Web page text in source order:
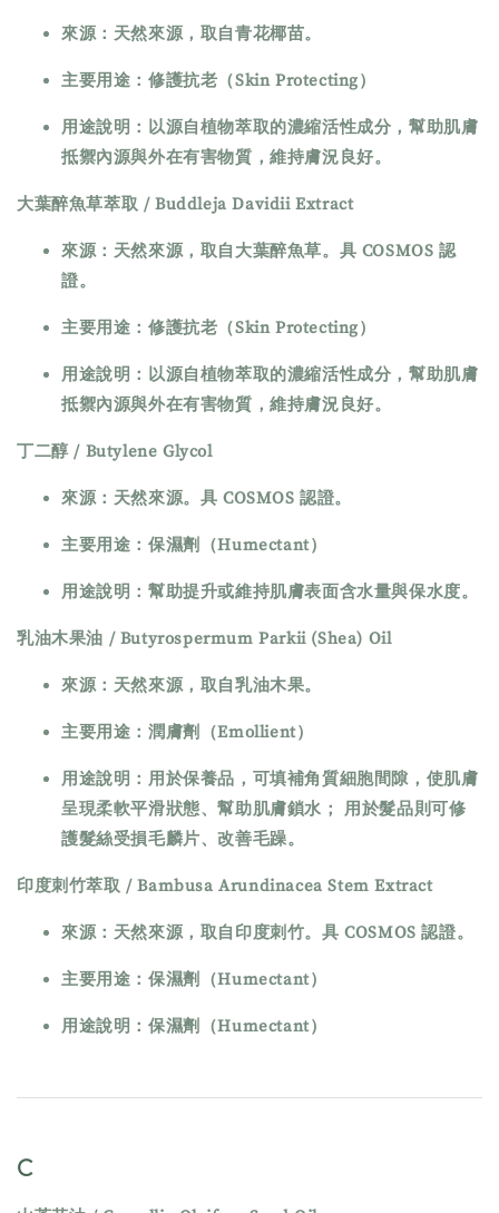
來源：天然來源，取自青花椰苗。
主要用途：修護抗老（Skin Protecting）
用途說明：以源自植物萃取的濃縮活性成分，幫助肌膚
抵禦內源與外在有害物質，維持膚況良好。
大葉醉魚草萃取 / Buddleja Davidii Extract
來源：天然來源，取自大葉醉魚草。具 COSMOS 認
證。
主要用途：修護抗老（Skin Protecting）
用途說明：以源自植物萃取的濃縮活性成分，幫助肌膚
抵禦內源與外在有害物質，維持膚況良好。
丁二醇 / Butylene Glycol
來源：天然來源。具 COSMOS 認證。
主要用途：保濕劑（Humectant）
用途說明：幫助提升或維持肌膚表面含水量與保水度。
乳油木果油 / Butyrospermum Parkii (Shea) Oil
來源：天然來源，取自乳油木果。
主要用途：潤膚劑（Emollient）
用途說明：用於保養品，可填補角質細胞間隙，使肌膚
呈現柔軟平滑狀態、幫助肌膚鎖水； 用於髮品則可修
護髮絲受損毛麟片、改善毛躁。
印度刺竹萃取 / Bambusa Arundinacea Stem Extract
來源：天然來源，取自印度刺竹。具 COSMOS 認證。
主要用途：保濕劑（Humectant）
用途說明：保濕劑（Humectant）
C